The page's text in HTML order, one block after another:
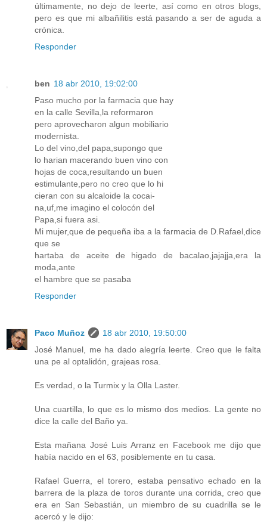
últimamente, no dejo de leerte, así como en otros blogs,
pero es que mi albañilitis está pasando a ser de aguda a
crónica.
Responder
ben 18 abr 2010, 19:02:00
Paso mucho por la farmacia que hay
en la calle Sevilla,la reformaron
pero aprovecharon algun mobiliario
modernista.
Lo del vino,del papa,supongo que
lo harian macerando buen vino con
hojas de coca,resultando un buen
estimulante,pero no creo que lo hi
cieran con su alcaloide la cocai-
na,uf,me imagino el colocón del
Papa,si fuera asi.
Mi mujer,que de pequeña iba a la farmacia de D.Rafael,dice
que se
hartaba de aceite de higado de bacalao,jajajja,era la
moda,ante
el hambre que se pasaba
Responder
Paco Muñoz
18 abr 2010, 19:50:00
José Manuel, me ha dado alegría leerte. Creo que le falta
una pe al optalidón, grajeas rosa.
Es verdad, o la Turmix y la Olla Laster.
Una cuartilla, lo que es lo mismo dos medios. La gente no
dice la calle del Baño ya.
Esta mañana José Luis Arranz en Facebook me dijo que
había nacido en el 63, posiblemente en tu casa.
Rafael Guerra, el torero, estaba pensativo echado en la
barrera de la plaza de toros durante una corrida, creo que
era en San Sebastián, un miembro de su cuadrilla se le
acercó y le dijo: